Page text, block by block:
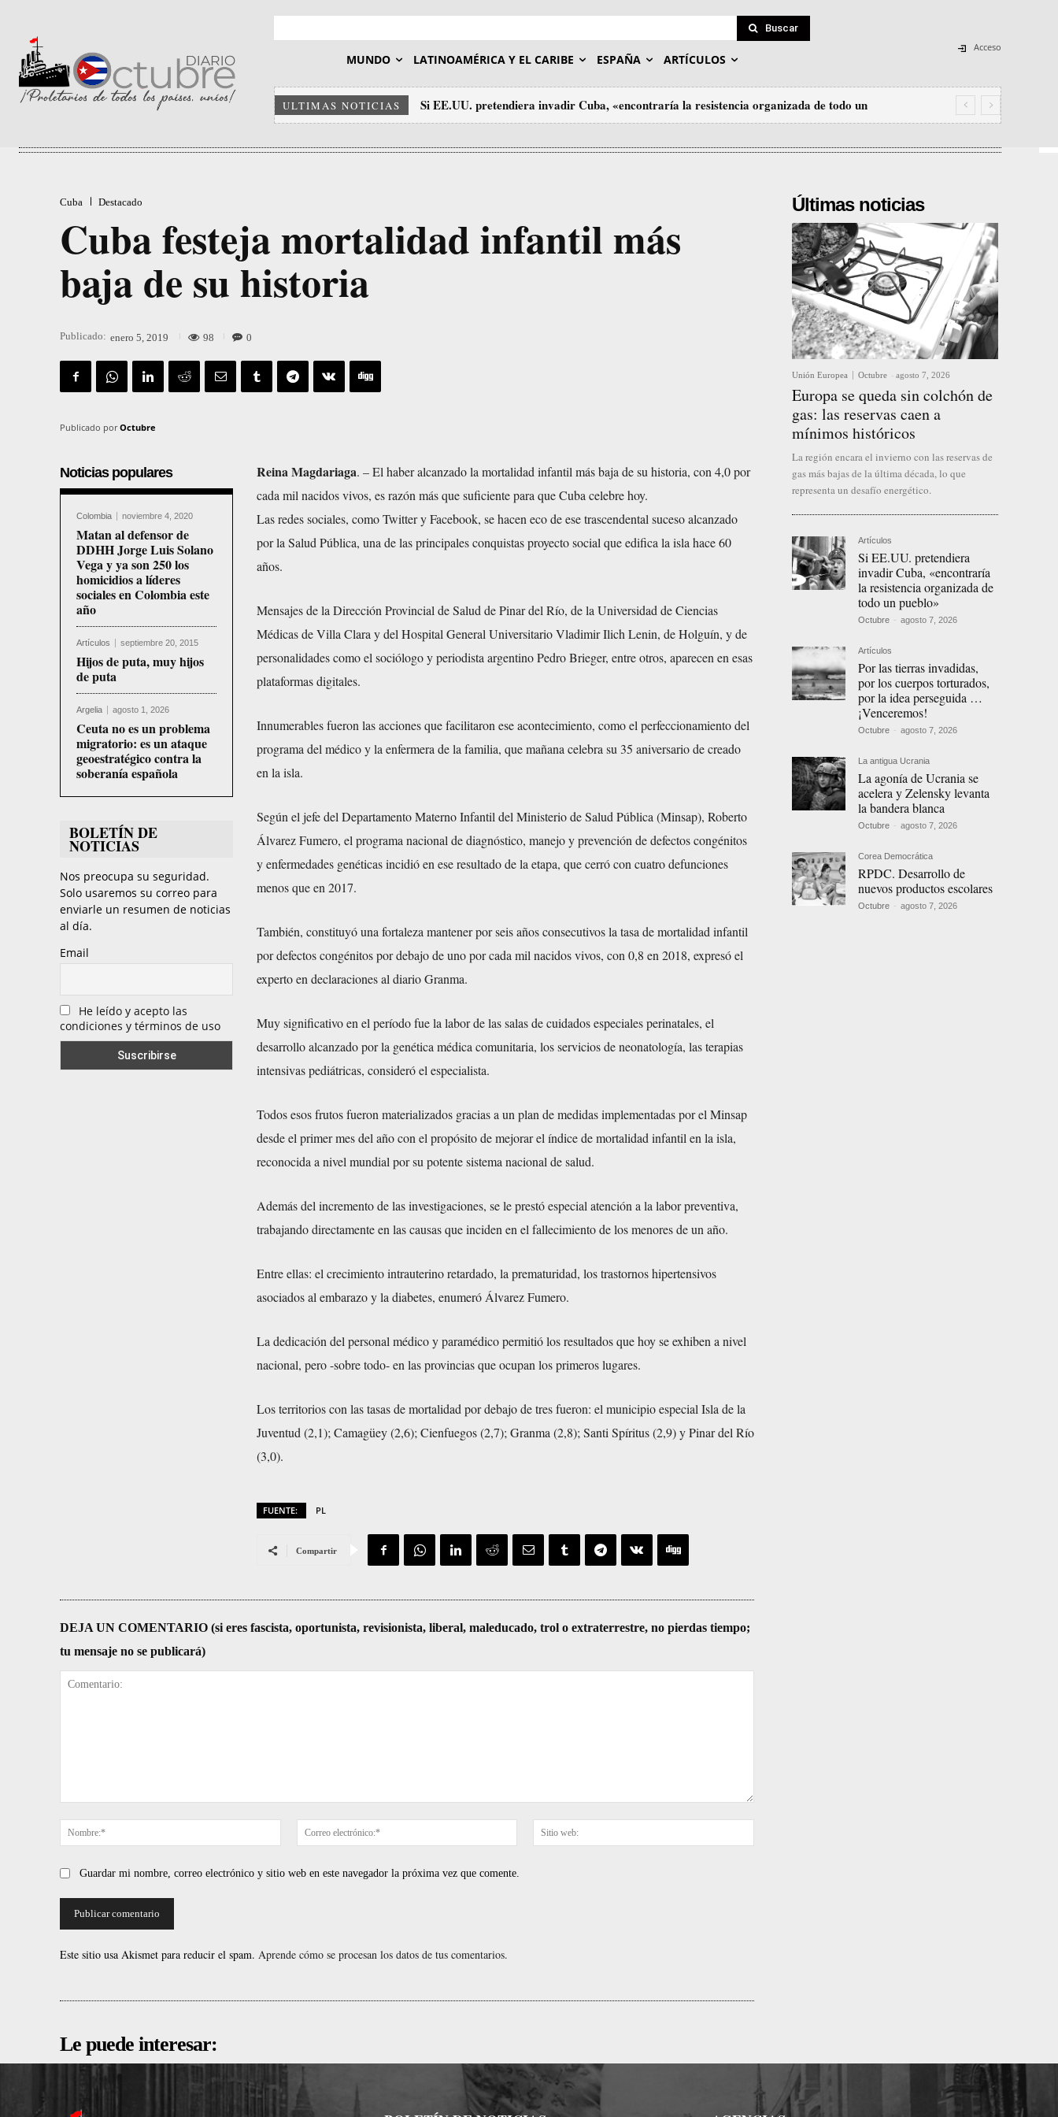
Buscar
MUNDO LATINOAMÉRICA Y EL CARIBE ESPAÑA ARTÍCULOS
Acceso
ULTIMAS NOTICIAS
Si EE.UU. pretendiera invadir Cuba, «encontraría la resistencia organizada de todo un
pueblo»
Cuba Destacado
Cuba festeja mortalidad infantil más
baja de su historia
Publicado: enero 5, 2019 98 0
Publicado por Octubre
Noticias populares
Colombia noviembre 4, 2020
Matan al defensor de
DDHH Jorge Luis Solano
Vega y ya son 250 los
homicidios a líderes
sociales en Colombia este
año
Artículos septiembre 20, 2015
Hijos de puta, muy hijos
de puta
Argelia agosto 1, 2026
Ceuta no es un problema
migratorio: es un ataque
geoestratégico contra la
soberanía española
BOLETÍN DE
NOTICIAS
Nos preocupa su seguridad.
Solo usaremos su correo para
enviarle un resumen de noticias
al día.
Email
He leído y acepto las
condiciones y términos de uso
Reina Magdariaga. – El haber alcanzado la mortalidad infantil más baja de su historia, con 4,0 por
cada mil nacidos vivos, es razón más que suficiente para que Cuba celebre hoy.
Las redes sociales, como Twitter y Facebook, se hacen eco de ese trascendental suceso alcanzado
por la Salud Pública, una de las principales conquistas proyecto social que edifica la isla hace 60
años.
Mensajes de la Dirección Provincial de Salud de Pinar del Río, de la Universidad de Ciencias
Médicas de Villa Clara y del Hospital General Universitario Vladimir Ilich Lenin, de Holguín, y de
personalidades como el sociólogo y periodista argentino Pedro Brieger, entre otros, aparecen en esas
plataformas digitales.
Innumerables fueron las acciones que facilitaron ese acontecimiento, como el perfeccionamiento del
programa del médico y la enfermera de la familia, que mañana celebra su 35 aniversario de creado
en la isla.
Según el jefe del Departamento Materno Infantil del Ministerio de Salud Pública (Minsap), Roberto
Álvarez Fumero, el programa nacional de diagnóstico, manejo y prevención de defectos congénitos
y enfermedades genéticas incidió en ese resultado de la etapa, que cerró con cuatro defunciones
menos que en 2017.
También, constituyó una fortaleza mantener por seis años consecutivos la tasa de mortalidad infantil
por defectos congénitos por debajo de uno por cada mil nacidos vivos, con 0,8 en 2018, expresó el
experto en declaraciones al diario Granma.
Muy significativo en el período fue la labor de las salas de cuidados especiales perinatales, el
desarrollo alcanzado por la genética médica comunitaria, los servicios de neonatología, las terapias
intensivas pediátricas, consideró el especialista.
Todos esos frutos fueron materializados gracias a un plan de medidas implementadas por el Minsap
desde el primer mes del año con el propósito de mejorar el índice de mortalidad infantil en la isla,
reconocida a nivel mundial por su potente sistema nacional de salud.
Además del incremento de las investigaciones, se le prestó especial atención a la labor preventiva,
trabajando directamente en las causas que inciden en el fallecimiento de los menores de un año.
Entre ellas: el crecimiento intrauterino retardado, la prematuridad, los trastornos hipertensivos
asociados al embarazo y la diabetes, enumeró Álvarez Fumero.
La dedicación del personal médico y paramédico permitió los resultados que hoy se exhiben a nivel
nacional, pero -sobre todo- en las provincias que ocupan los primeros lugares.
Los territorios con las tasas de mortalidad por debajo de tres fueron: el municipio especial Isla de la
Juventud (2,1); Camagüey (2,6); Cienfuegos (2,7); Granma (2,8); Santi Spíritus (2,9) y Pinar del Río
(3,0).
FUENTE: PL
Compartir
DEJA UN COMENTARIO (si eres fascista, oportunista, revisionista, liberal, maleducado, trol o extraterrestre, no pierdas tiempo;
tu mensaje no se publicará)
Nombre:*
Correo
electrónico:*
web:
Guardar mi nombre, correo electrónico y sitio web en este navegador la próxima vez que comente.
Este sitio usa Akismet para reducir el spam. Aprende cómo se procesan los datos de tus comentarios.
Últimas noticias
Unión Europea Octubre - agosto 7, 2026
Europa se queda sin colchón de
gas: las reservas caen a
mínimos históricos
La región encara el invierno con las reservas de
gas más bajas de la última década, lo que
representa un desafío energético.
Artículos
Si EE.UU. pretendiera
invadir Cuba, «encontraría
la resistencia organizada de
todo un pueblo»
Octubre - agosto 7, 2026
Artículos
Por las tierras invadidas,
por los cuerpos torturados,
por la idea perseguida …
¡Venceremos!
Octubre - agosto 7, 2026
La antigua Ucrania
La agonía de Ucrania se
acelera y Zelensky levanta
la bandera blanca
Octubre - agosto 7, 2026
Corea Democrática
RPDC. Desarrollo de
nuevos productos escolares
Octubre - agosto 7, 2026
Le puede interesar: